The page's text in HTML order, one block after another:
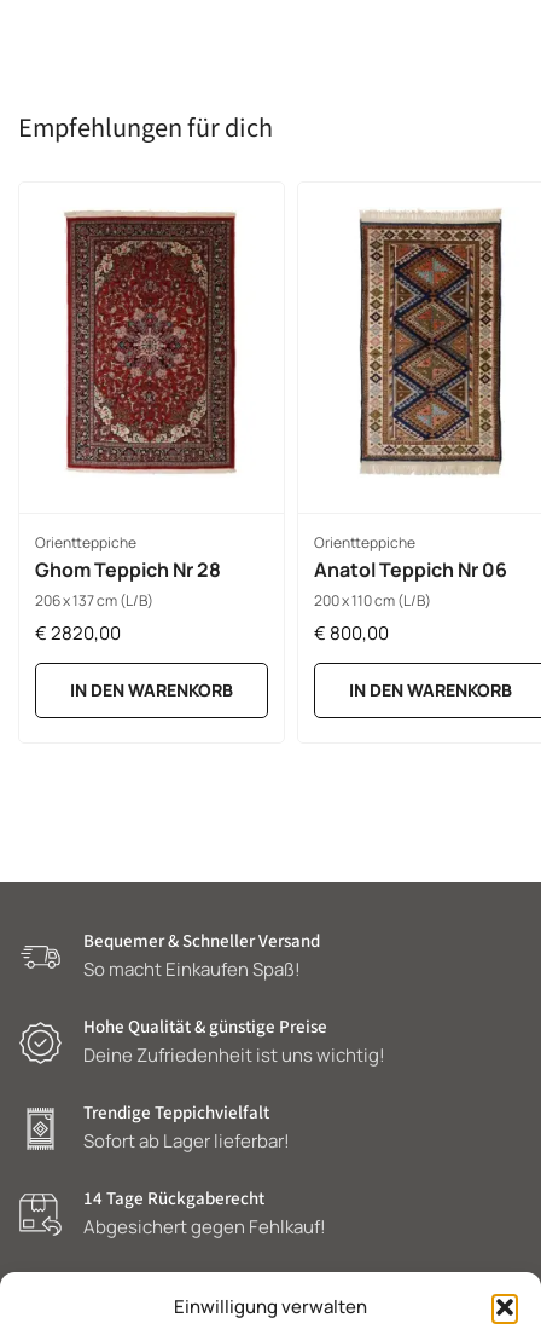
Einwilligung verwalten
Empfehlungen für dich
Orientteppiche
Ghom Teppich Nr 28
206 x 137 cm (L/B)
€2820,00
IN DEN WARENKORB
Orientteppiche
Anatol Teppich Nr 06
200 x 110 cm (L/B)
€ 800,00
IN DEN WARENKORB
Bequemer & Schneller Versand
So macht Einkaufen Spaß!
Hohe Qualität & günstige Preise
Deine Zufriedenheit ist uns wichtig!
Trendige Teppichvielfalt
Sofort ab Lager lieferbar!
14 Tage Rückgaberecht
Abgesichert gegen Fehlkauf!